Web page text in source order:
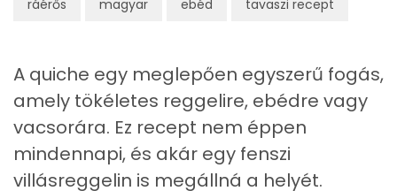
ráérős magyar ebéd tavaszi recept
Réz
1 mg
Szénhidrát
Összesen
Cukor
23 mg
A quiche egy meglepően egyszerű fogás,
amely tökéletes reggelire, ebédre vagy
vacsorára. Ez recept nem éppen
mindennapi, és akár egy fenszi
villásreggelin is megállná a helyét.